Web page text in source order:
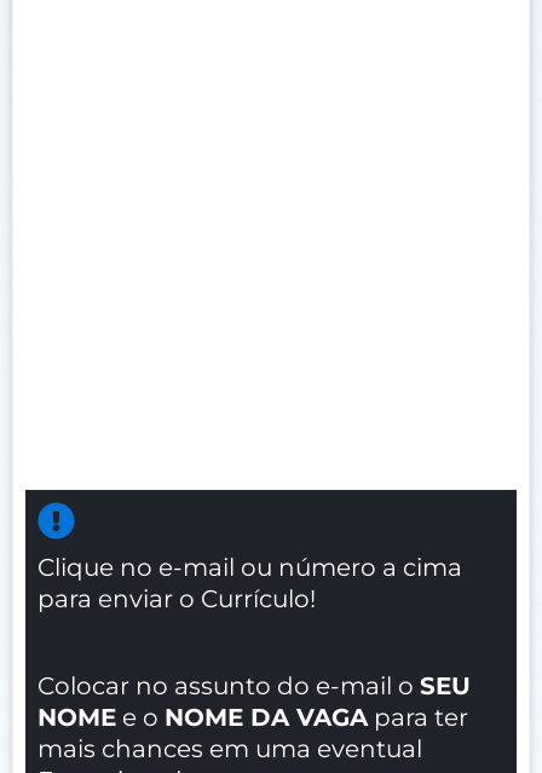
Clique no e-mail ou número a cima
para enviar o Currículo!
Colocar no assunto do e-mail o SEU
NOME e o NOME DA VAGA para ter
mais chances em uma eventual